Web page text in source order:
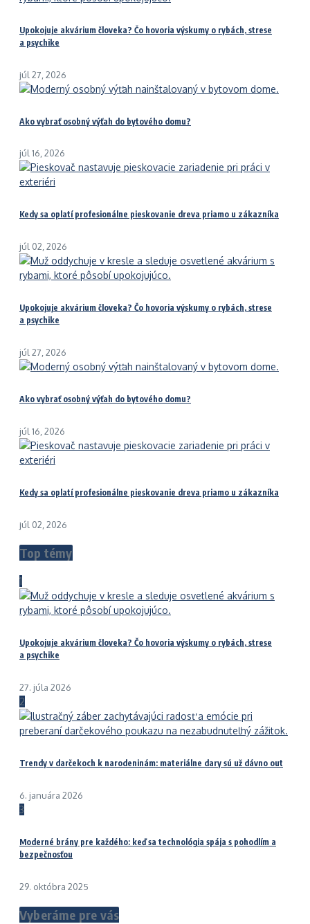
Upokojuje akvárium človeka? Čo hovoria výskumy o rybách, strese
a psychike
júl 27, 2026
Ako vybrať osobný výťah do bytového domu?
júl 16, 2026
Kedy sa oplatí profesionálne pieskovanie dreva priamo u zákazníka
júl 02, 2026
Upokojuje akvárium človeka? Čo hovoria výskumy o rybách, strese
a psychike
júl 27, 2026
Ako vybrať osobný výťah do bytového domu?
júl 16, 2026
Kedy sa oplatí profesionálne pieskovanie dreva priamo u zákazníka
júl 02, 2026
Top témy
1
Upokojuje akvárium človeka? Čo hovoria výskumy o rybách, strese
a psychike
27. júla 2026
2
Trendy v darčekoch k narodeninám: materiálne dary sú už dávno out
6. januára 2026
3
Moderné brány pre každého: keď sa technológia spája s pohodlím a
bezpečnosťou
29. októbra 2025
Vyberáme pre vás